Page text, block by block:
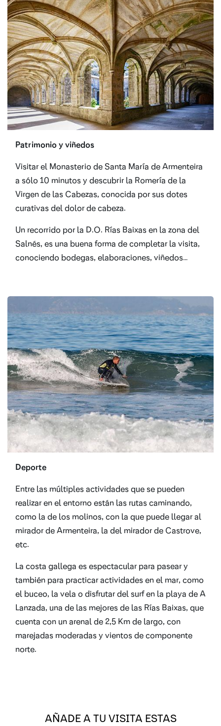
Patrimonio y viñedos
Visitar el Monasterio de Santa María de Armenteira
a sólo 10 minutos y descubrir la Romería de la
Virgen de las Cabezas, conocida por sus dotes
curativas del dolor de cabeza.
Un recorrido por la D.O. Rías Baixas en la zona del
Salnés, es una buena forma de completar la visita,
conociendo bodegas, elaboraciones, viñedos…
Deporte
Entre las múltiples actividades que se pueden
realizar en el entorno están las rutas caminando,
como la de los molinos, con la que puede llegar al
mirador de Armenteira, la del mirador de Castrove,
etc.
La costa gallega es espectacular para pasear y
también para practicar actividades en el mar, como
el buceo, la vela o disfrutar del surf en la playa de A
Lanzada, una de las mejores de las Rías Baixas, que
cuenta con un arenal de 2,5 Km de largo, con
marejadas moderadas y vientos de componente
norte.
AÑADE A TU VISITA ESTAS